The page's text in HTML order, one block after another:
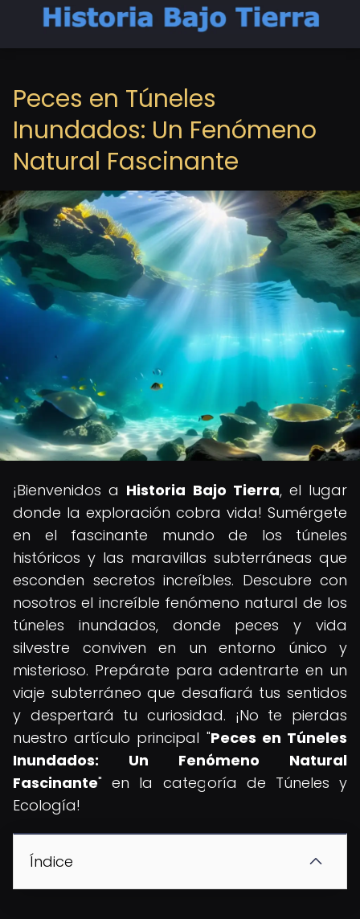
Peces en Túneles
Inundados: Un Fenómeno
Natural Fascinante
¡Bienvenidos a Historia Bajo Tierra, el lugar
donde la exploración cobra vida! Sumérgete
en el fascinante mundo de los túneles
históricos y las maravillas subterráneas que
esconden secretos increíbles. Descubre con
nosotros el increíble fenómeno natural de los
túneles inundados, donde peces y vida
silvestre conviven en un entorno único y
misterioso. Prepárate para adentrarte en un
viaje subterráneo que desafiará tus sentidos
y despertará tu curiosidad. ¡No te pierdas
nuestro artículo principal "Peces en Túneles
Inundados: Un Fenómeno Natural
Fascinante" en la categoría de Túneles y
Ecología!
Índice